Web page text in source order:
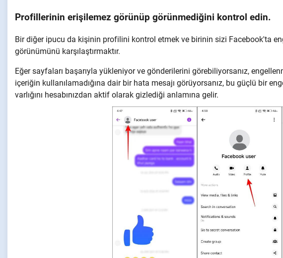
Profillerinin erişilemez görünüp görünmediğini kontrol edin.
Bir diğer ipucu da kişinin profilini kontrol etmek ve birinin sizi Facebook'ta
görünümünü karşılaştırmaktır.
Eğer sayfaları başarıyla yükleniyor ve gönderilerini görebiliyorsanız,
içeriğin kullanılamadığına dair bir hata mesajı görüyorsanız, bu güçlü bir
varlığını hesabınızdan aktif olarak gizlediği anlamına gelir.